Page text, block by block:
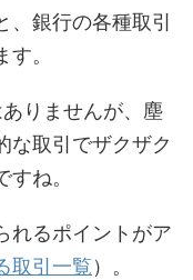
銀行の各種取引
。
りませんが、塵
な取引でザクザク
ね。
れるポイントがア
取引一覧 ）。